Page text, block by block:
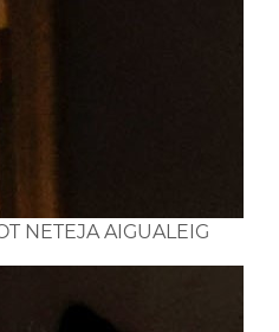
NETEJA AIGUALEIG